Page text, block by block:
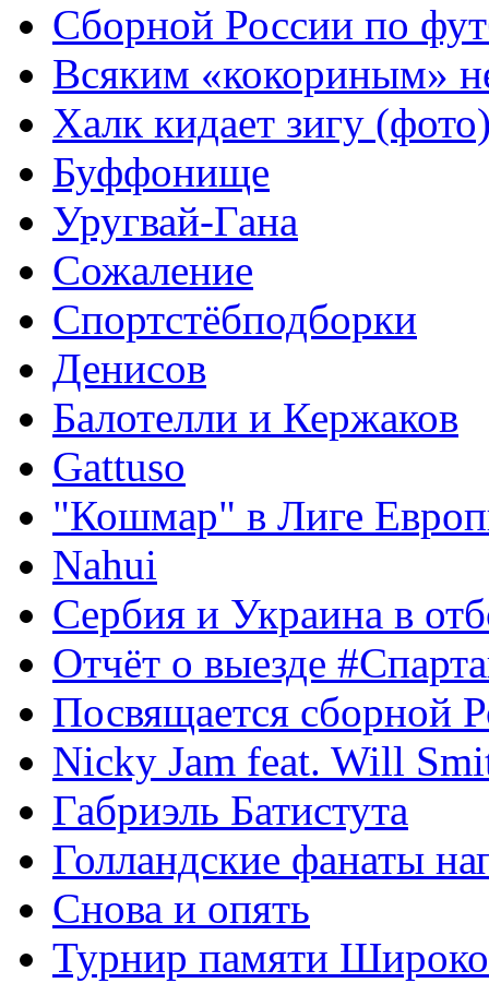
Сборной России по
Всяким «кокориным»
Халк кидает зигу
Буффонище
Уругвай-Гана
Сожаление
Спортстёбподборки
Денисов
Балотелли и Кержаков
Gattuso
"Кошмар" в Лиге
Nahui
Сербия и Украина в
Отчёт о выезде
Посвящается сборной
Nicky Jam feat. Will
Габриэль Батистута
Голландские фанаты
Снова и опять
Турнир памяти